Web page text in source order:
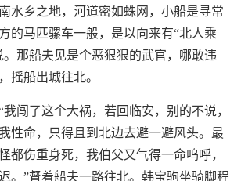
水乡之地，河道密如蛛网，小船是寻常
的马匹骡车一般，是以向来有“北人乘
。那船夫见是个恶狠狠的武官，哪敢违
摇船出城往北。
闯了这个大祸，若回临安，别的不说，
性命，只得且到北边去避一避风头。最
都伤重身死，我伯父又气得一命呜呼，
。”督着船夫一路往北。韩宝驹坐骑脚程